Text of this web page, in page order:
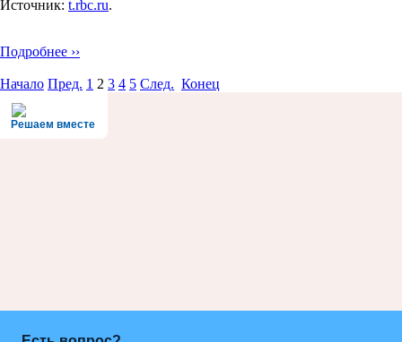
Источник: t.rbc.ru.
Подробнее ››
Начало Пред. 1 2 3 4 5 След. Конец
Решаем вместе